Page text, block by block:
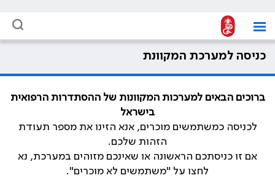
כניסה למערכת המקוונת
ברוכים הבאים למערכות המקוונות של ההסתדרות הרפואית
בישראל
לכניסה כמשתמשים מוכרים, אנא הזינו את מספר תעודת
הזהות שלכם.
אם זו כניסתכם הראשונה או שאינכם מזוהים במערכת, נא
לחצו על "משתמשים לא מוכרים".